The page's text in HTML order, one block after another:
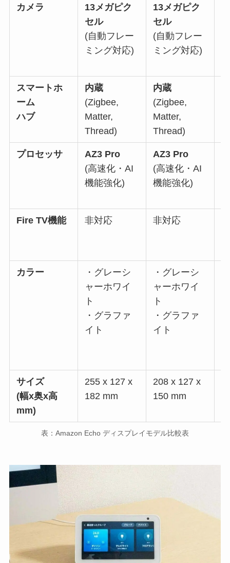
カメラ
13メガピク
セル
(自動フレー
ミング対応)
13メガピク
セル
(自動フレー
ミング対応)
スマートホ
ーム
ハブ
内蔵
(Zigbee,
Matter,
Thread)
内蔵
(Zigbee,
Matter,
Thread)
プロセッサ
AZ3 Pro
(高速化・AI
機能強化)
AZ3 Pro
(高速化・AI
機能強化)
Fire TV機能 非対応 非対応
カラー
・グレーシ
ャーホワイ
ト
・グラファ
イト
・グレーシ
ャーホワイ
ト
・グラファ
イト
サイズ
(幅x奥x高
mm)
255 x 127 x
182 mm
208 x 127 x
150 mm
表：Amazon Echo ディスプレイモデル比較表